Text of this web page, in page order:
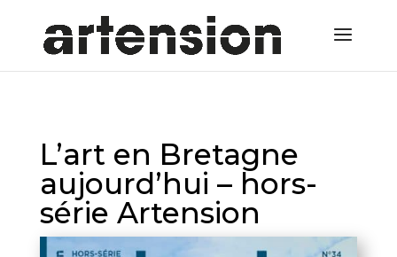
L’art en Bretagne
aujourd’hui – hors-
série Artension